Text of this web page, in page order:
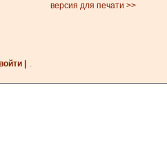
версия для печати >>
войти |
.